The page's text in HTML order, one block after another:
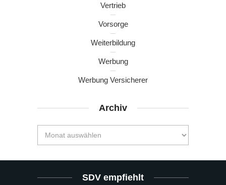
Vertrieb
Vorsorge
Weiterbildung
Werbung
Werbung Versicherer
Archiv
SDV empfiehlt